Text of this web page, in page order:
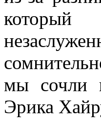
который
мы сочли
Эрика